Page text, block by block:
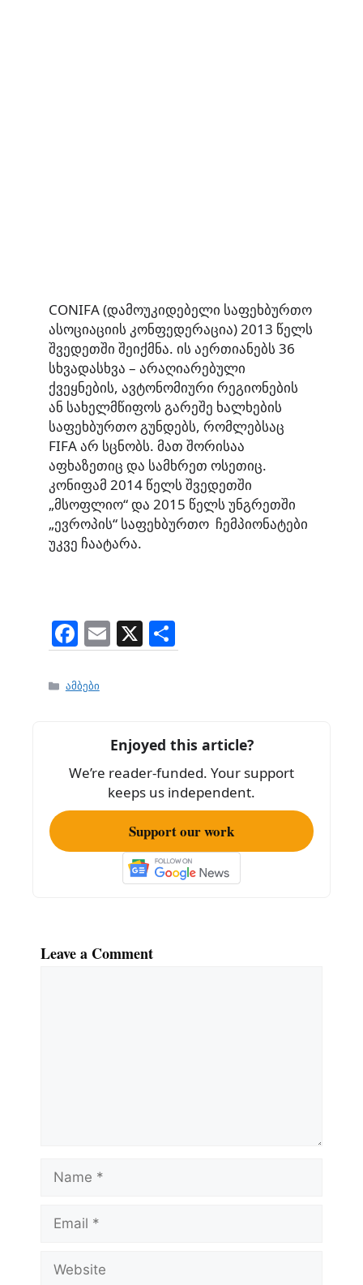
СONIFA (დამოუკიდებელი საფეხბურთო
ასოციაციის კონფედერაცია) 2013 წელს
შვედეთში შეიქმნა. ის აერთიანებს 36
სხვადასხვა – არაღიარებული
ქვეყნების, ავტონომიური რეგიონების
ან სახელმწიფოს გარეშე ხალხების
საფეხბურთო გუნდებს, რომლებსაც
FIFA არ სცნობს. მათ შორისაა
აფხაზეთიც და სამხრეთ ოსეთიც.
კონიფამ 2014 წელს შვედეთში
„მსოფლიო“ და 2015 წელს უნგრეთში
„ევროპის“ საფეხბურთო ჩემპიონატები
უკვე ჩაატარა.
F
a
c
o
o
k
E
m
X
h
Categories
ამბები
Enjoyed this article?
We’re reader-funded. Your support
keeps us independent.
Support our work
Leave a Comment
Name
Email
Website